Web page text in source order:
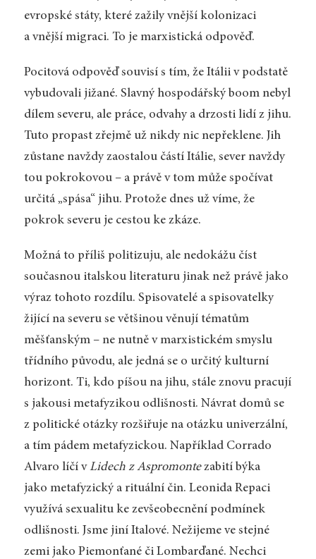
evropské státy, které zažily vnější kolonizaci
a vnější migraci. To je marxistická odpověď.
Pocitová odpověď souvisí s tím, že Itálii v podstatě
vybudovali jižané. Slavný hospodářský boom nebyl
dílem severu, ale práce, odvahy a drzosti lidí z jihu.
Tuto propast zřejmě už nikdy nic nepřeklene. Jih
zůstane navždy zaostalou částí Itálie, sever navždy
tou pokrokovou – a právě v tom může spočívat
určitá „spása“ jihu. Protože dnes už víme, že
pokrok severu je cestou ke zkáze.
Možná to příliš politizuju, ale nedokážu číst
současnou italskou literaturu jinak než právě jako
výraz tohoto rozdílu. Spisovatelé a spisovatelky
žijící na severu se většinou věnují tématům
měšťanským – ne nutně v marxistickém smyslu
třídního původu, ale jedná se o určitý kulturní
horizont. Ti, kdo píšou na jihu, stále znovu pracují
s jakousi metafyzikou odlišnosti. Návrat domů se
z politické otázky rozšiřuje na otázku univerzální,
a tím pádem metafyzickou. Například Corrado
Alvaro líčí vLidech z Aspromontezabití býka
jako metafyzický a rituální čin. Leonida Repaci
využívá sexualitu ke zevšeobecnění podmínek
odlišnosti. Jsme jiní Italové. Nežijeme ve stejné
zemi jako Piemonťané či Lombarďané. Nechci